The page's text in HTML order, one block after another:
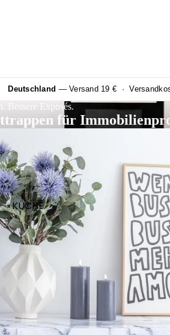
KÜCHE
Deutschland — Versand 19 € ·
Bessere Exposés.
für